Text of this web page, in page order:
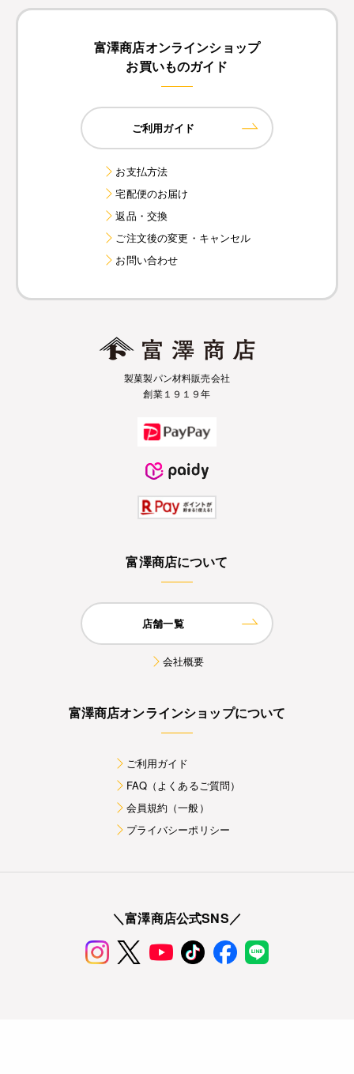
富澤商店オンラインショップ
お買いものガイド
ご利用ガイド
お支払方法
宅配便のお届け
返品・交換
ご注文後の変更・キャンセル
お問い合わせ
製菓製パン材料販売会社
創業１９１９年
富澤商店について
店舗一覧
会社概要
富澤商店オンラインショップについて
ご利用ガイド
FAQ（よくあるご質問）
会員規約（一般）
プライバシーポリシー
＼富澤商店公式SNS／